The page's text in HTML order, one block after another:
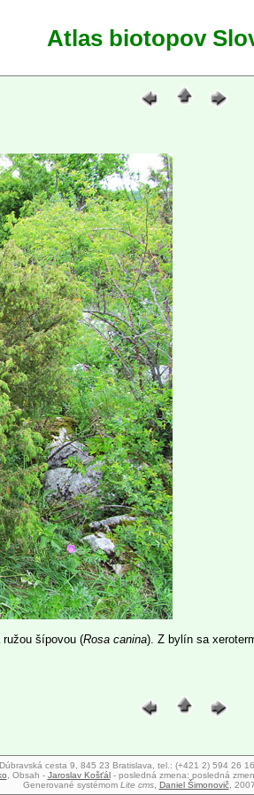
Atlas biotopov
ružou šípovou (Rosa canina). Z bylín sa
cesta 9, 845 23 Bratislava, tel.: (+421 2) 594 26
, Obsah - Jaroslav Košťál- posledná zmena: posledná
Generované systémom Lite cms, Daniel Šimonovič, 2007